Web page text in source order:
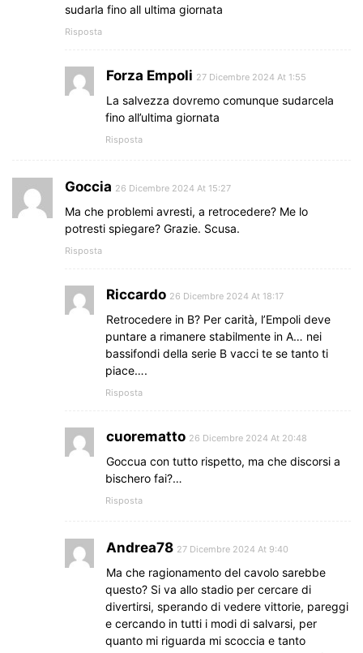
sudarla fino all ultima giornata
Risposta
Forza Empoli 27 Dicembre 2024 At 1:55
La salvezza dovremo comunque sudarcela
fino all’ultima giornata
Risposta
Goccia 26 Dicembre 2024 At 15:27
Ma che problemi avresti, a retrocedere? Me lo
potresti spiegare? Grazie. Scusa.
Risposta
Riccardo 26 Dicembre 2024 At 18:17
Retrocedere in B? Per carità, l’Empoli deve
puntare a rimanere stabilmente in A… nei
bassifondi della serie B vacci te se tanto ti
piace….
Risposta
cuorematto 26 Dicembre 2024 At 20:48
Goccua con tutto rispetto, ma che discorsi a
bischero fai?…
Risposta
Andrea78 27 Dicembre 2024 At 9:40
Ma che ragionamento del cavolo sarebbe
questo? Si va allo stadio per cercare di
divertirsi, sperando di vedere vittorie, pareggi
e cercando in tutti i modi di salvarsi, per
quanto mi riguarda mi scoccia e tanto